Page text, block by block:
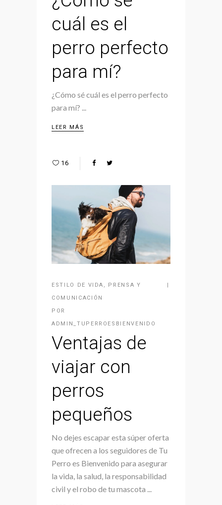
cuál es el
perro perfecto
para mí?
¿Cómo sé cuál es el perro perfecto
para mí?
LEER MÁS
16
ESTILO DE VIDA ,
PRENSA Y
COMUNICACIÓN
POR
ADMIN_TUPERROESBIENVENIDO
Ventajas de
viajar con
perros
pequeños
No dejes escapar esta súper oferta
que ofrecen a los seguidores de Tu
Perro es Bienvenido para asegurar
la vida, la salud, la responsabilidad
civil y el robo de tu mascota